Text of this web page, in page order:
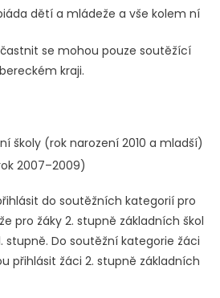
dětí a mládeže a vše kolem ní
se mohou pouze soutěžící
kraji.
školy (rok narození 2010 a mladší)
2007–2009)
do soutěžních kategorií pro
pro žáky 2. stupně základních škol
stupně. Do soutěžní kategorie žáci
přihlásit žáci 2. stupně základních